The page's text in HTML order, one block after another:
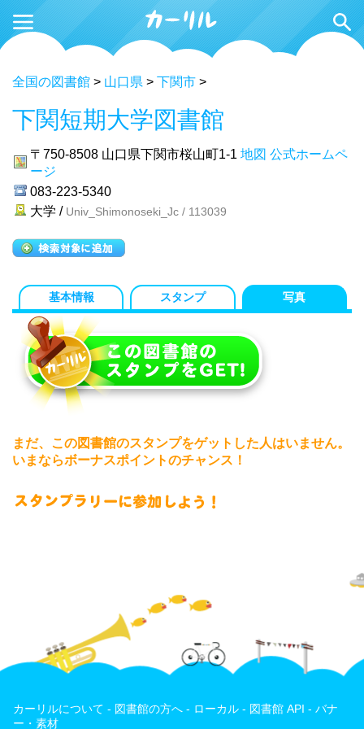
全国の図書館 > 山口県 > 下関市 >
下関短期大学図書館
〒750-8508 山口県下関市桜山町1-1 地図 公式ホームペ
ージ
083-223-5340
大学 / Univ_Shimonoseki_Jc / 113039
基本情報 スタンプ 写真
まだ、この図書館のスタンプをゲットした人はいません。
いまならボーナスポイントのチャンス！
カーリルについて - 図書館の方へ - ローカル - 図書館 API - バナ
ー・素材